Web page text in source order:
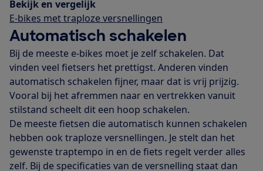
Bekijk en vergelijk
E-bikes met traploze versnellingen
Automatisch schakelen
Bij de meeste e-bikes moet je zelf schakelen. Dat
vinden veel fietsers het prettigst. Anderen vinden
automatisch schakelen fijner, maar dat is vrij prijzig.
Vooral bij het afremmen naar en vertrekken vanuit
stilstand scheelt dit een hoop schakelen.
De meeste fietsen die automatisch kunnen schakelen
hebben ook traploze versnellingen. Je stelt dan het
gewenste traptempo in en de fiets regelt verder alles
zelf. Bij de specificaties van de versnelling staat dan